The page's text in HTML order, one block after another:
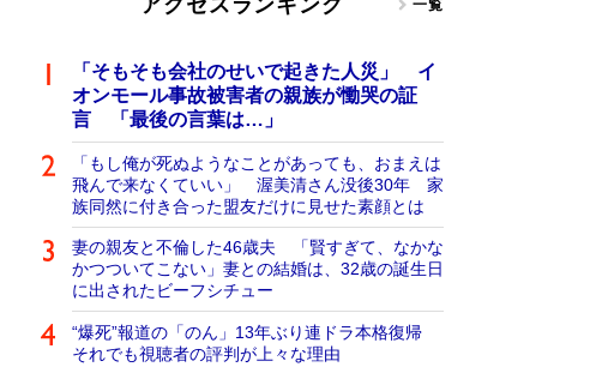
一覧
「そもそも会社のせいで起きた人災」 イ
オンモール事故被害者の親族が慟哭の証
言 「最後の言葉は…」
「もし俺が死ぬようなことがあっても、おまえは
飛んで来なくていい」 渥美清さん没後30年 家
族同然に付き合った盟友だけに見せた素顔とは
妻の親友と不倫した46歳夫 「賢すぎて、なかな
かつついてこない」妻との結婚は、32歳の誕生日
に出されたビーフシチュー
“爆死”報道の「のん」13年ぶり連ドラ本格復帰
それでも視聴者の評判が上々な理由